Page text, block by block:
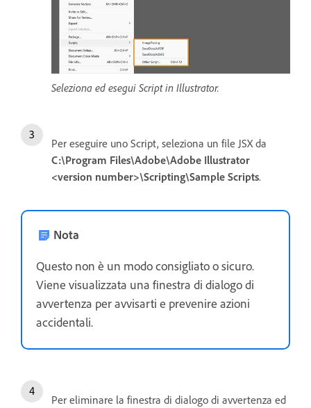
Seleziona ed esegui Script in Illustrator.
Per eseguire uno Script, seleziona un file JSX da
C:\Program Files\Adobe\Adobe Illustrator
<version number>\Scripting\Sample Scripts.
Nota
Questo non è un modo consigliato o sicuro.
Viene visualizzata una finestra di dialogo di
avvertenza per avvisarti e prevenire azioni
accidentali.
Per eliminare la finestra di dialogo di avvertenza ed